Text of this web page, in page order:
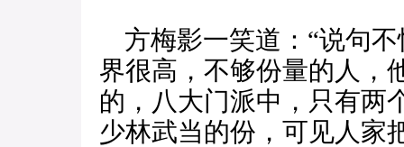
方梅影一笑道：“说句
界很高，不够份量的人，
的，八大门派中，只有两
少林武当的份，可见人家